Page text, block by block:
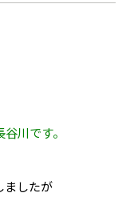
谷川です。
ましたが